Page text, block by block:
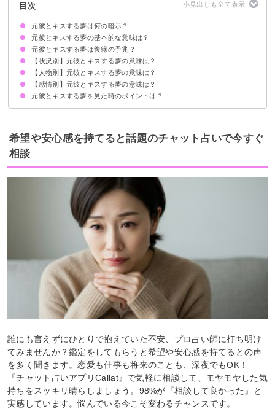
目次
元彼とキスする夢は何の暗示？
元彼とキスする夢の基本的な意味は？
愛情を欲している気持ちを暗示
状況によって意味が決まる
元彼とキスする夢は復縁の予兆？
【状況別】元彼とキスする夢の意味は？
元彼とハグしてキスする夢【警告夢】
元彼とのキスがリアルな感覚だった夢【予知夢・吉夢】
元彼とイチャついてキスする夢【吉夢・凶夢】
元彼とデートしてキスする夢【警告夢】
元彼にキスされる夢【警告夢】
元彼とキスして見つめられる夢【吉夢】
元彼とキスして体の関係を持つ夢【警告夢】
【人物別】元彼とキスする夢の意味は？
元彼が友達とキスする夢【凶夢】
元彼が今の彼女とキスする夢【警告夢】
元彼が他人とキスする夢【警告夢】
【感情別】元彼とキスする夢の意味は？
元彼とキスする夢を気持ち悪く感じた場合【警告夢】
元彼とキスする夢で戸惑いを感じた場合【吉夢・予知夢】
元彼とキスする夢で幸せを感じた場合【警告夢】
元彼とキスする夢を見た時のポイントは？
恋愛に積極的になる
自分磨きをする
希望や安心感を持てると話題のチャット占いで今すぐ
相談
誰にも言えずにひとりで抱えていた不安、プロ占い師に打ち明け
てみませんか？鑑定をしてもらうと希望や安心感を持てるとの声
を多く聞きます。恋愛も仕事も将来のことも、深夜でもOK！
『チャット占いアプリCallat』で気軽に相談して、モヤモヤした気
持ちをスッキリ晴らしましょう。98%が『相談して良かった』と
実感しています。悩んでいる今こそ変わるチャンスです。